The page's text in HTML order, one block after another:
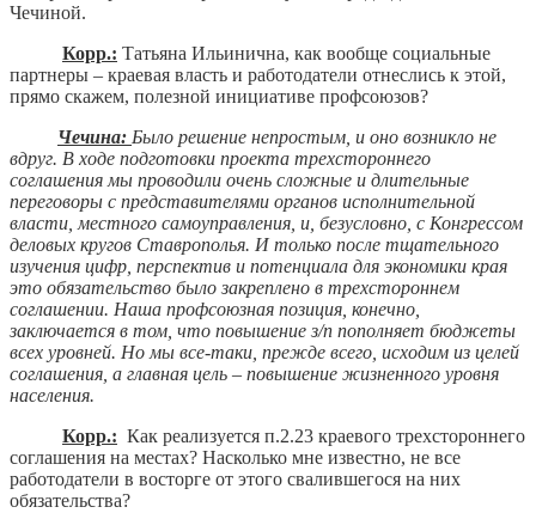
Чечиной.
Корр.: Татьяна Ильинична, как вообще социальные
партнеры – краевая власть и работодатели отнеслись к этой,
прямо скажем, полезной инициативе профсоюзов?
Чечина: Было решение непростым, и оно возникло не
вдруг. В ходе подготовки проекта трехстороннего
соглашения мы проводили очень сложные и длительные
переговоры с представителями органов исполнительной
власти, местного самоуправления, и, безусловно, с Конгрессом
деловых кругов Ставрополья. И только после тщательного
изучения цифр, перспектив и потенциала для экономики края
это обязательство было закреплено в трехстороннем
соглашении. Наша профсоюзная позиция, конечно,
заключается в том, что повышение з/п пополняет бюджеты
всех уровней. Но мы все-таки, прежде всего, исходим из целей
соглашения, а главная цель – повышение жизненного уровня
населения.
Корр.: Как реализуется п.2.23 краевого трехстороннего
соглашения на местах? Насколько мне известно, не все
работодатели в восторге от этого свалившегося на них
обязательства?